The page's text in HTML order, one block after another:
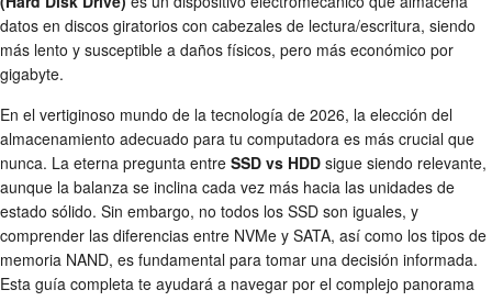
datos en discos giratorios con cabezales de lectura/escritura, siendo
más lento y susceptible a daños físicos, pero más económico por
gigabyte.
En el vertiginoso mundo de la tecnología de 2026, la elección del
almacenamiento adecuado para tu computadora es más crucial que
nunca. La eterna pregunta entre SSD vs HDD sigue siendo relevante,
aunque la balanza se inclina cada vez más hacia las unidades de
estado sólido. Sin embargo, no todos los SSD son iguales, y
comprender las diferencias entre NVMe y SATA, así como los tipos de
memoria NAND, es fundamental para tomar una decisión informada.
Esta guía completa te ayudará a navegar por el complejo panorama